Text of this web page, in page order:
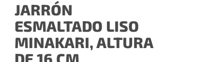
JARRÓN
ESMALTADO LISO
MINAKARI, ALTURA